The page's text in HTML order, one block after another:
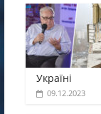
Україні
09.12.2023